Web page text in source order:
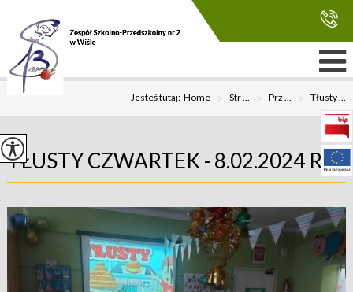
Jesteś tutaj:Home > Str ... > Prz ... > Tłusty ...
TŁUSTY CZWARTEK - 8.02.2024 R.